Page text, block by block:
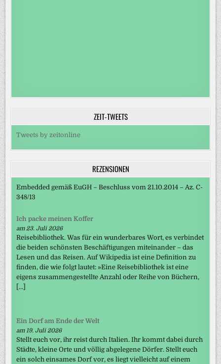
ZEIT-TWEETS
Tweets by zeitonline
REZENSIONEN
Embedded gemäß EuGH – Beschluss vom 21.10.2014 – Az. C-
348/13
Ich packe meinen Koffer
am 23. Juli 2026
Reisebibliothek. Was für ein wunderbares Wort, es verbindet
die beiden schönsten Beschäftigungen miteinander – das
Lesen und das Reisen. Auf Wikipedia ist eine Definition zu
finden, die wie folgt lautet: »Eine Reisebibliothek ist eine
eigens zusammengestellte Anzahl oder Reihe von Büchern,
[…]
Ein Dorf am Ende der Welt
am 19. Juli 2026
Stellt euch vor, ihr reist durch Italien. Ihr kommt dabei durch
Städte, kleine Orte und völlig abgelegene Dörfer. Stellt euch
ein solch einsames Dorf vor, es liegt vielleicht auf einem